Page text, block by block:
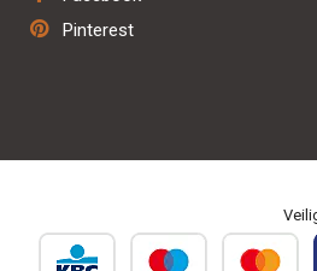
Herstel & onderhoud
Personaliseren & borduren
Pinterest